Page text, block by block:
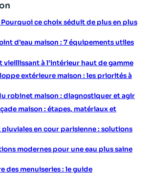
Pourquoi ce choix séduit de plus en plus
d’eau maison : 7 équipements utiles
vieillissant à l’intérieur haut de gamme
extérieure maison : les priorités à
robinet maison : diagnostiquer et agir
maison : étapes, matériaux et
pluviales en cour parisienne : solutions
modernes pour une eau plus saine
des menuiseries : le guide